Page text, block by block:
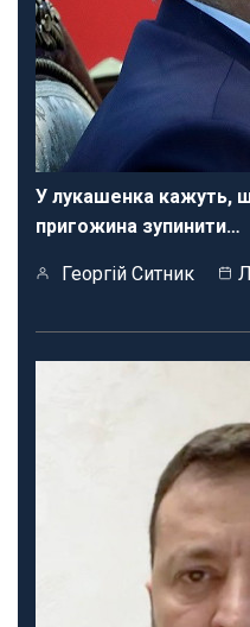
У лукашенка кажуть,
пригожина зупинити…
Георгій Ситник